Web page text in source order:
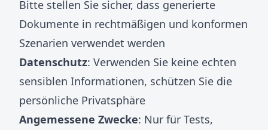
Bitte stellen Sie sicher, dass generierte
Dokumente in rechtmäßigen und konformen
Szenarien verwendet werden
Datenschutz: Verwenden Sie keine echten
sensiblen Informationen, schützen Sie die
persönliche Privatsphäre
Angemessene Zwecke: Nur für Tests,